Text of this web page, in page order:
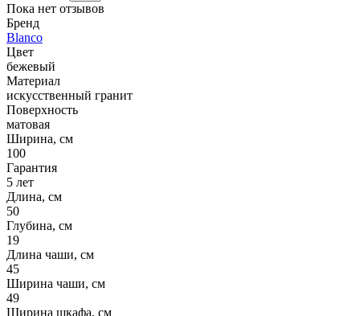
Пока нет отзывов
Бренд
Blanco
Цвет
бежевый
Материал
искусственный гранит
Поверхность
матовая
Ширина, см
100
Гарантия
5 лет
Длина, см
50
Глубина, см
19
Длина чаши, см
45
Ширина чаши, см
49
Ширина шкафа, см